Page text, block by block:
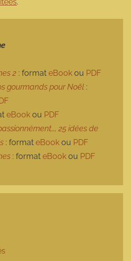
2 : format eBook ou PDF
gourmands pour Noël :
eBook ou PDF
25 idées de
: format eBook ou PDF
: format eBook ou PDF